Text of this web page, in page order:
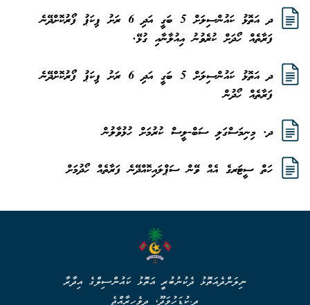
ދ އަތޮޅު ކައުންސިލަށް 5 ބަގީ އަދި 6 ރަށު ޕިކަޕު ފޯރުކޮށްދޭނެ
ފަރާތެއް ހޯދަށް ކުރެވުނު އިއުލާނާއި ގުޅޭ.
ދ އަތޮޅު ކައުންސިލަށް 5 ބަގީ އަދި 6 ރަށު ޕިކަޕު ފޯރުކޮށްދޭނެ
ފަރާތެއް ހޯދުން
ދ. މިނިމަސްގަލި ސަބް-ލީސް ކުރުމަށް ހުޅުވާލުން
ހަތް ސީޓަރގެ އެއް ވޭން ސަޕްލައިކޮއްދޭނެ ފަރާތެއް ހޯދުމަށް
ނިލަންދެއަތޮޅު ދެކުނުބުރީ އަތޮޅު ކައުންސިލްގެ އިދާރާ